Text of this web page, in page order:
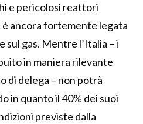
e pericolosi reattori
è ancora fortemente legata
gas. Mentre l’Italia – i
in maniera rilevante
di delega – non potrà
in quanto il 40% dei suoi
previste dalla